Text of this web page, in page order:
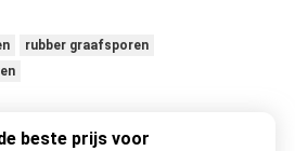
rubber graafsporen
beste prijs voor